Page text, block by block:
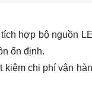
hợp bộ nguồn
ổn định.
chi phí vận